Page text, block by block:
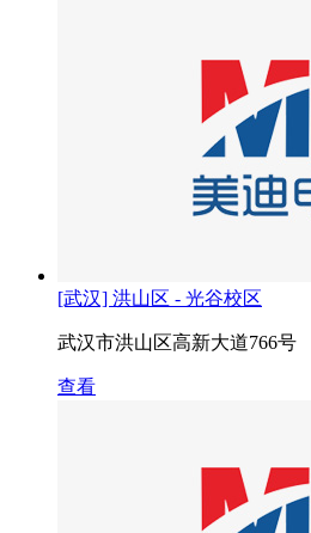
[武汉] 洪山区 - 光谷校区
武汉市洪山区高新大道766号
查看